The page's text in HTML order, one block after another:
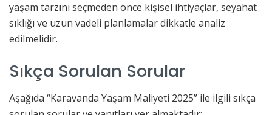
yaşam tarzını seçmeden önce kişisel ihtiyaçlar, seyahat
sıklığı ve uzun vadeli planlamalar dikkatle analiz
edilmelidir.
Sıkça Sorulan Sorular
Aşağıda “Karavanda Yaşam Maliyeti 2025” ile ilgili sıkça